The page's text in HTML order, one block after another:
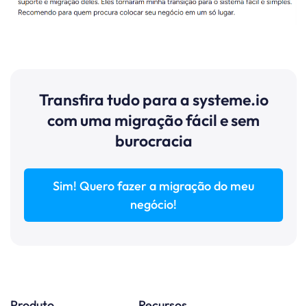
Transfira tudo para a systeme.io
com uma migração fácil e sem
burocracia
Sim! Quero fazer a migração do meu
negócio!